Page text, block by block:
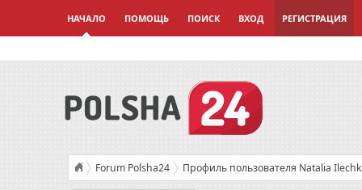
НАЧАЛО ПОМОЩЬ ПОИСК ВХОД РЕГИСТРАЦИЯ
Forum Polsha24 Профиль пользователя Natalia